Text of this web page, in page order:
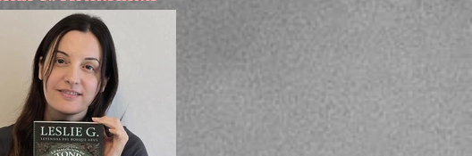
la saga Leyendas del
bosque